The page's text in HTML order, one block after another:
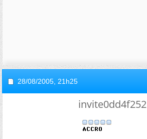
28/08/2005, 21h25
invite0dd4f252